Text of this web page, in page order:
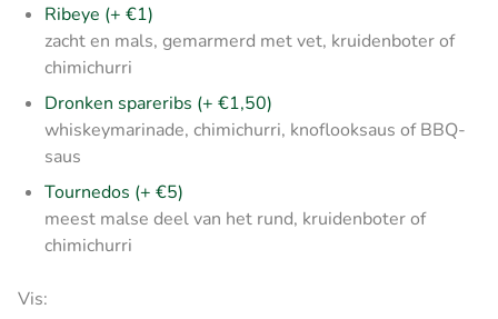
Ribeye (+ €1)
zacht en mals, gemarmerd met vet, kruidenboter of
chimichurri
Dronken spareribs (+ €1,50)
whiskeymarinade, chimichurri, knoflooksaus of BBQ-
saus
Tournedos (+ €5)
meest malse deel van het rund, kruidenboter of
chimichurri
Vis: